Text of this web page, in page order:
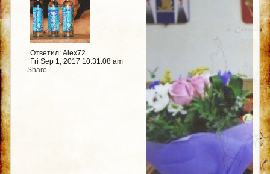
Ответил: Alex72
Fri Sep 1, 2017 10:31:08 am
Share